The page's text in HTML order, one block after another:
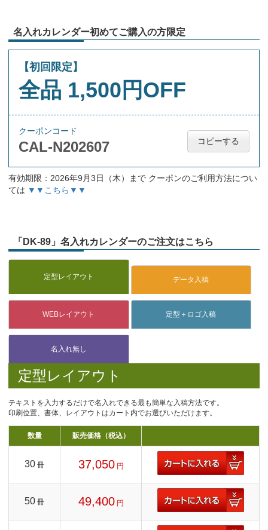
名入れカレンダー初めてご購入の方限定
【初回限定】
全品 1,500円OFF
クーポンコード
CAL-N202607 コピーする
有効期限：2026年9月3日（木）まで クーポンのご利用方法につい
ては ▼▼こちら▼▼
「DK-89」名入れカレンダーのご注文はこちら
定型レイアウト
テキストを入力するだけで名入れできる最も簡単な入稿方法です。
印刷位置、書体、レイアウトはカート内でお選びいただけます。
数量 販売価格（税込）
30 冊 37,050 円
50 冊 49,400 円